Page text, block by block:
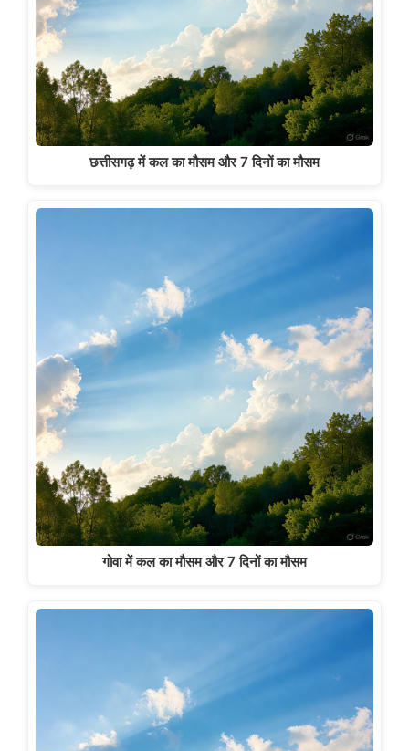
छत्तीसगढ़ में कल का मौसम और 7 दिनों का मौसम
गोवा में कल का मौसम और 7 दिनों का मौसम